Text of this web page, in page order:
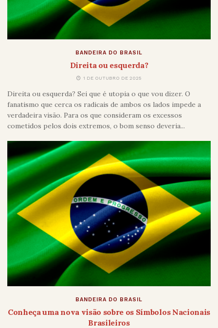
BANDEIRA DO BRASIL
Direita ou esquerda?
1 DE OUTUBRO DE 2025
Direita ou esquerda? Sei que é utopia o que vou dizer. O
fanatismo que cerca os radicais de ambos os lados impede a
verdadeira visão. Para os que consideram os excessos
cometidos pelos dois extremos, o bom senso deveria...
BANDEIRA DO BRASIL
Conheça uma nova visão sobre os Símbolos Nacionais
Brasileiros